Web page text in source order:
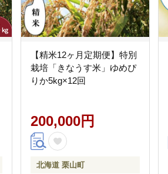
【精米12ヶ月定期便】特別
栽培「きなうす米」ゆめぴ
りか5kg×12回
200,000円
北海道 栗山町